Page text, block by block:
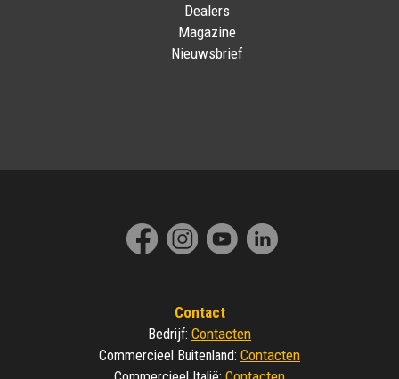
Dealers
Magazine
Nieuwsbrief
Contact
Bedrijf: Contacten
Commercieel Buitenland: Contacten